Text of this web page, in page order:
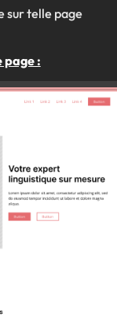
sur telle page
page :